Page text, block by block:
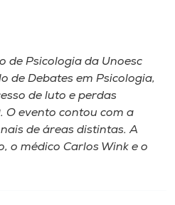
de Psicologia da Unoesc
de Debates em Psicologia,
de luto e perdas
O evento contou com a
de áreas distintas. A
o médico Carlos Wink e o